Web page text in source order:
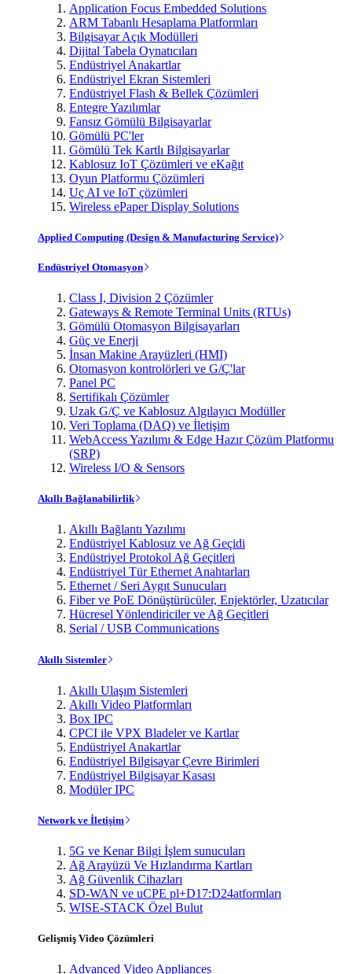
Application Focus Embedded Solutions
ARM Tabanlı Hesaplama Platformları
Bilgisayar Açık Modülleri
Dijital Tabela Oynatıcıları
Endüstriyel Anakartlar
Endüstriyel Ekran Sistemleri
Endüstriyel Flash & Bellek Çözümleri
Entegre Yazılımlar
Fansız Gömülü Bilgisayarlar
Gömülü PC'ler
Gömülü Tek Kartlı Bilgisayarlar
Kablosuz IoT Çözümleri ve eKağıt
Oyun Platformu Çözümleri
Uç AI ve IoT çözümleri
Wireless ePaper Display Solutions
Applied Computing (Design & Manufacturing Service)
Endüstriyel Otomasyon
Class I, Division 2 Çözümler
Gateways & Remote Terminal Units (RTUs)
Gömülü Otomasyon Bilgisayarları
Güç ve Enerji
İnsan Makine Arayüzleri (HMI)
Otomasyon kontrolörleri ve G/Ç'lar
Panel PC
Sertifikalı Çözümler
Uzak G/Ç ve Kablosuz Algılayıcı Modüller
Veri Toplama (DAQ) ve İletişim
WebAccess Yazılımı & Edge Hazır Çözüm Platformu
(SRP)
Wireless I/O & Sensors
Akıllı Bağlanabilirlik
Akıllı Bağlantı Yazılımı
Endüstriyel Kablosuz ve Ağ Geçidi
Endüstriyel Protokol Ağ Geçitleri
Endüstriyel Tür Ethernet Anahtarları
Ethernet / Seri Aygıt Sunucuları
Fiber ve PoE Dönüştürücüler, Enjektörler, Uzatıcılar
Hücresel Yönlendiriciler ve Ağ Geçitleri
Serial / USB Communications
Akıllı Sistemler
Akıllı Ulaşım Sistemleri
Akıllı Video Platformları
Box IPC
CPCI ile VPX Bladeler ve Kartlar
Endüstriyel Anakartlar
Endüstriyel Bilgisayar Çevre Birimleri
Endüstriyel Bilgisayar Kasası
Modüler IPC
Network ve İletişim
5G ve Kenar Bilgi İşlem sunucuları
Ağ Arayüzü Ve Hızlandırma Kartları
Ağ Güvenlik Cihazları
SD-WAN ve uCPE pl+D17:D24atformları
WISE-STACK Özel Bulut
Gelişmiş Video Çözümleri
Advanced Video Appliances